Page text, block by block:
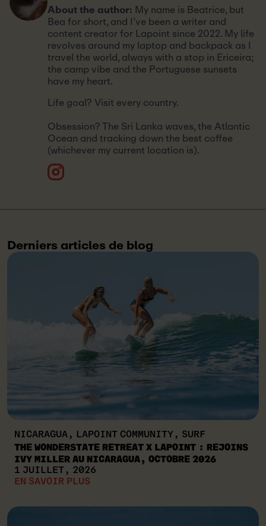
About the author: My name is Beatrice, but
Bea for short, and I’ve been a writer and
content creator for Lapoint since 2022. My life
revolves around my laptop and backpack as I
travel the world, always with a stop in Ericeira;
the camp vibe and the Portuguese sunsets
have my heart.
Life goal? Visit every country.
Obsession? The Sri Lanka waves, the Atlantic
Ocean and tracking down the best coffee
(whichever my current location is).
Derniers articles de blog
NICARAGUA, LAPOINT COMMUNITY, SURF
THE WONDERSTATE RETREAT X LAPOINT : REJOINS
IVY MILLER AU NICARAGUA, OCTOBRE 2026
1 JUILLET, 2026
EN SAVOIR PLUS